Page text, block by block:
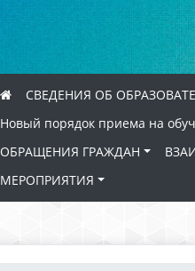
СВЕДЕНИЯ ОБ
Новый порядок приема на
ОБРАЩЕНИЯ ГРАЖДАН
МЕРОПРИЯТИЯ